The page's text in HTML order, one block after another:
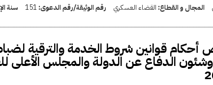
المجال و القطاع: القضاء العسكري رقم الوثيقة/رقم الدعوى: 151 سنة
قوانين شروط الخدمة والترقية